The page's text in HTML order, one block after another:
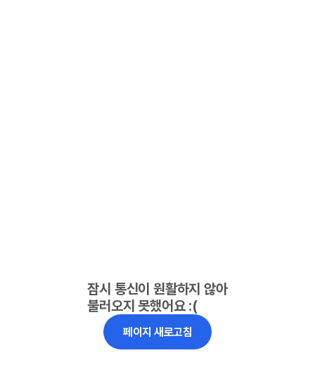
잠시 통신이 원활하지 않아
불러오지 못했어요 :(
페이지 새로고침